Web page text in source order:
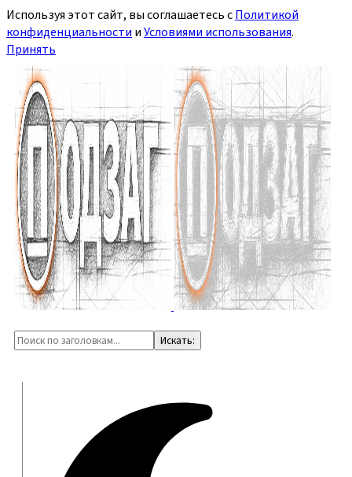
Используя этот сайт, вы соглашаетесь сПолитикой
конфиденциальности иУсловиями использования.
Принять